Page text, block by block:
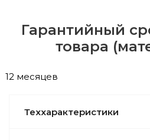
Гарантийный
товара
12 месяцев
Теххарактеристики